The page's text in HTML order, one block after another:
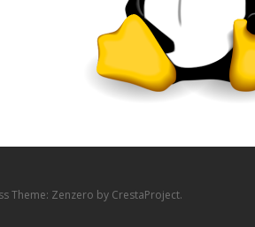
Theme: Zenzero by CrestaProject.